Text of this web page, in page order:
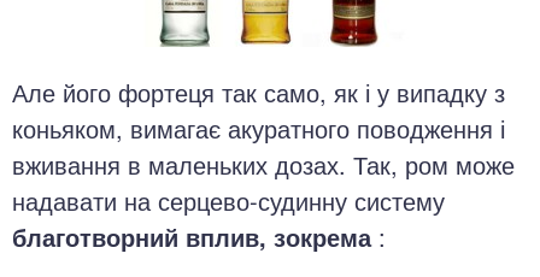
Але його фортеця так само, як і у випадку з
коньяком, вимагає акуратного поводження і
вживання в маленьких дозах. Так, ром може
надавати на серцево-судинну систему
благотворний вплив, зокрема :